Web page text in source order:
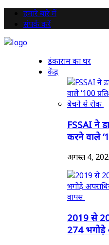
हमारे बारे में
संपर्क करें
डंकाराम का घर
केंद्र
FSSAI ने
करने वाले
अगस्त 4,
2019 से
274 भगोड़े